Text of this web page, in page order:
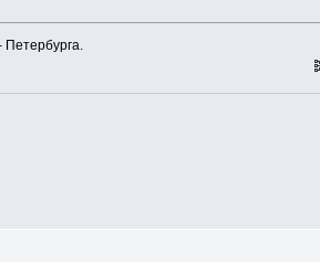
Петербурга.